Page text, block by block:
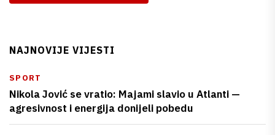
NAJNOVIJE VIJESTI
SPORT
Nikola Jović se vratio: Majami slavio u Atlanti —
agresivnost i energija donijeli pobedu